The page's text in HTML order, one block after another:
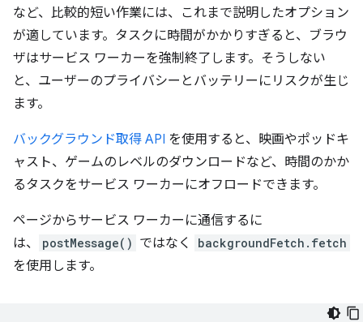
など、比較的短い作業には、これまで説明したオプション
が適しています。タスクに時間がかかりすぎると、ブラウ
ザはサービス ワーカーを強制終了します。そうしない
と、ユーザーのプライバシーとバッテリーにリスクが生じ
ます。
バックグラウンド取得 API を使用すると、映画やポッドキ
ャスト、ゲームのレベルのダウンロードなど、時間のかか
るタスクをサービス ワーカーにオフロードできます。
ページからサービス ワーカーに通信するに
は、
postMessage() ではなく backgroundFetch.fetch
を使用します。